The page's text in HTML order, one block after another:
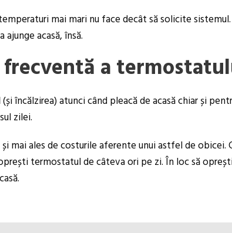
mai mari nu face decât să solicite
acasă, însă.
a
încălzirea) atunci când pleacă de acasă chiar și
zilei.
ales de costurile aferente unui astfel de obicei.
termostatul de câteva ori pe zi. În loc să